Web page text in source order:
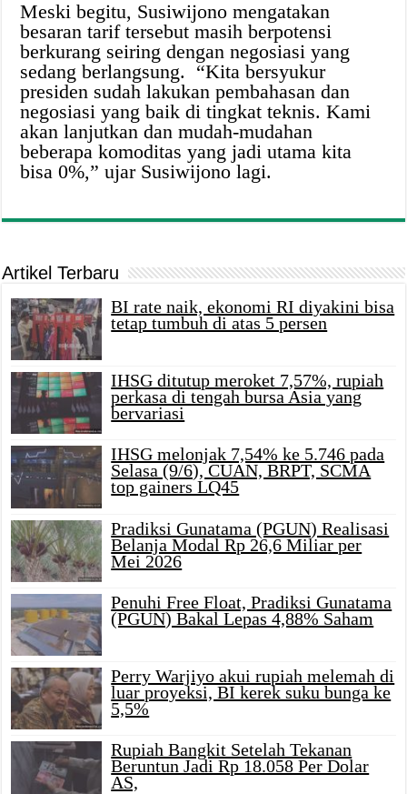
Meski begitu, Susiwijono mengatakan
besaran tarif tersebut masih berpotensi
berkurang seiring dengan negosiasi yang
sedang berlangsung. “Kita bersyukur
presiden sudah lakukan pembahasan dan
negosiasi yang baik di tingkat teknis. Kami
akan lanjutkan dan mudah-mudahan
beberapa komoditas yang jadi utama kita
bisa 0%,” ujar Susiwijono lagi.
Artikel Terbaru
BI rate naik, ekonomi RI diyakini bisa
tetap tumbuh di atas 5 persen
IHSG ditutup meroket 7,57%, rupiah
perkasa di tengah bursa Asia yang
bervariasi
IHSG melonjak 7,54% ke 5.746 pada
Selasa (9/6), CUAN, BRPT, SCMA
top gainers LQ45
Pradiksi Gunatama (PGUN) Realisasi
Belanja Modal Rp 26,6 Miliar per
Mei 2026
Penuhi Free Float, Pradiksi Gunatama
(PGUN) Bakal Lepas 4,88% Saham
Perry Warjiyo akui rupiah melemah di
luar proyeksi, BI kerek suku bunga ke
5,5%
Rupiah Bangkit Setelah Tekanan
Beruntun Jadi Rp 18.058 Per Dolar
AS,